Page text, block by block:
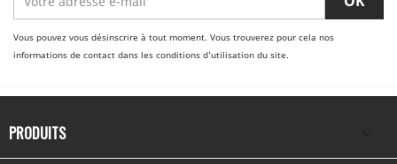
Vous pouvez vous désinscrire à tout moment. Vous trouverez pour cela nos
informations de contact dans les conditions d'utilisation du site.
PRODUITS